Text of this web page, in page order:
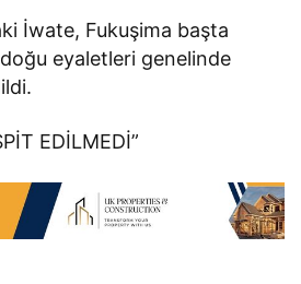
İwate, Fukuşima başta
eyaletleri genelinde
EDİLMEDİ”